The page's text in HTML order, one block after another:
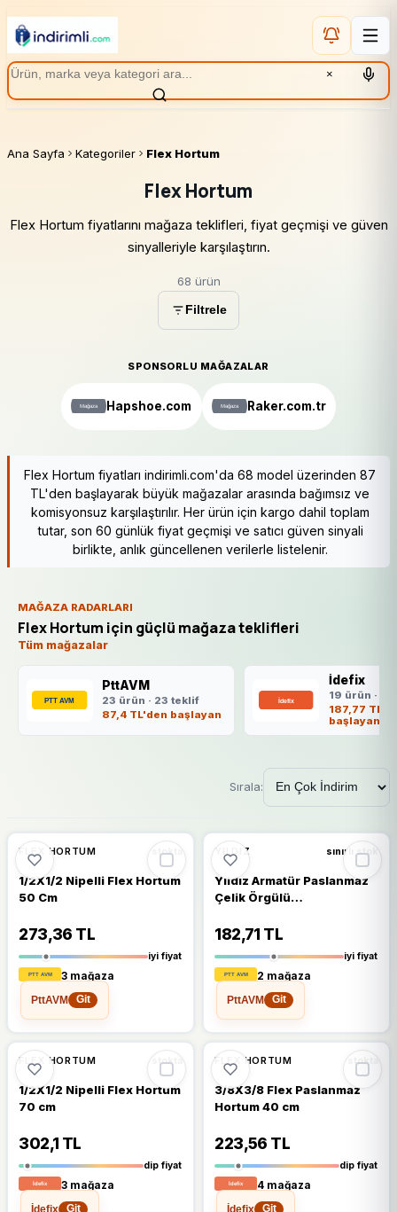
×
Ana Sayfa Kategoriler Flex Hortum
Flex Hortum
Flex Hortum fiyatlarını mağaza teklifleri, fiyat geçmişi ve güven
sinyalleriyle karşılaştırın.
68 ürün
Filtrele
SPONSORLU MAĞAZALAR
Hapshoe.com Raker.com.tr
Flex Hortum fiyatları indirimli.com'da 68 model üzerinden 87
TL'den başlayarak büyük mağazalar arasında bağımsız ve
komisyonsuz karşılaştırılır. Her ürün için kargo dahil toplam
tutar, son 60 günlük fiyat geçmişi ve satıcı güven sinyali
birlikte, anlık güncellenen verilerle listelenir.
MAĞAZA RADARLARI
Flex Hortum için güçlü mağaza teklifleri
Tüm mağazalar
PttAVM
23 ürün · 23 teklif
87,4 TL'den başlayan
İdefix
19 ürün ·
187,77
başlayan
Sırala:
%52 %52 DÜŞTÜ
FLEX HORTUM stokta
1/2X1/2 Nipelli Flex Hortum
50 Cm
273,36 TL
iyi fiyat
3 mağaza
PttAVM
Git
%44 %44 DÜŞTÜ
YILDIZ sınırlı stok
Yıldız Armatür Paslanmaz
Çelik Örgülü
Musluğu Fleksi Bağlantı
Hortumu Flex 3/8-3/8 30
cm
182,71 TL
iyi fiyat
2 mağaza
PttAVM
Git
%54 DÜŞTÜ
FLEX HORTUM stokta
1/2X1/2 Nipelli Flex Hortum
70 cm
302,1 TL
dip fiyat
3 mağaza
İdefix
Git
%56 DÜŞTÜ
FLEX HORTUM stokta
3/8X3/8 Flex Paslanmaz
Hortum 40 cm
223,56 TL
dip fiyat
4 mağaza
İdefix
Git